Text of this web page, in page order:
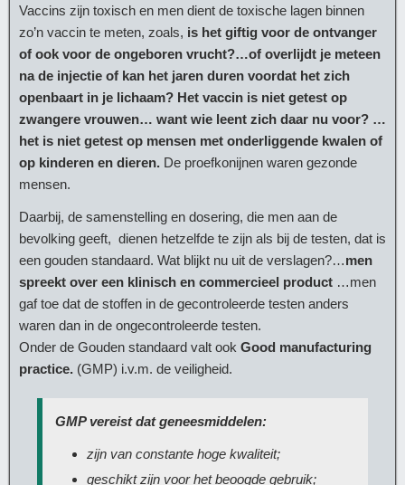
Vaccins zijn toxisch en men dient de toxische lagen binnen
zo’n vaccin te meten, zoals, is het giftig voor de ontvanger
of ook voor de ongeboren vrucht?…of overlijdt je meteen
na de injectie of kan het jaren duren voordat het zich
openbaart in je lichaam? Het vaccin is niet getest op
zwangere vrouwen… want wie leent zich daar nu voor? …
het is niet getest op mensen met onderliggende kwalen of
op kinderen en dieren. De proefkonijnen waren gezonde
mensen.
Daarbij, de samenstelling en dosering, die men aan de
bevolking geeft, dienen hetzelfde te zijn als bij de testen, dat is
een gouden standaard. Wat blijkt nu uit de verslagen?…men
spreekt over een klinisch en commercieel product …men
gaf toe dat de stoffen in de gecontroleerde testen anders
waren dan in de ongecontroleerde testen.
Onder de Gouden standaard valt ook Good manufacturing
practice. (GMP) i.v.m. de veiligheid.
GMP vereist dat geneesmiddelen:
zijn van constante hoge kwaliteit;
geschikt zijn voor het beoogde gebruik;